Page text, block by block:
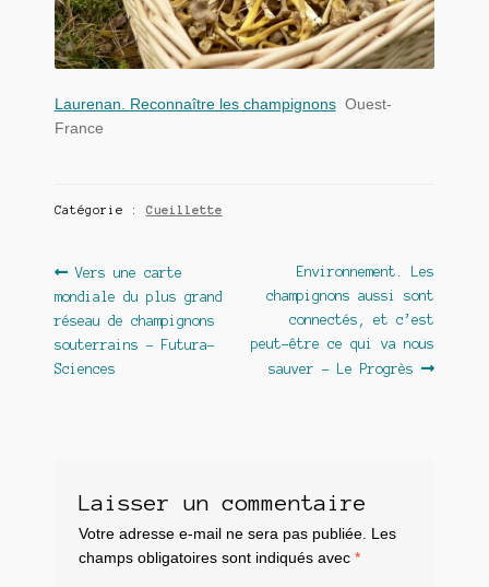
Laurenan. Reconnaître les champignons Ouest-
France
Catégorie : Cueillette
Navigation
de
l’article
Article
précédent :
Vers une carte
mondiale du plus grand
réseau de champignons
souterrains – Futura-
Sciences
Article
suivant :
Environnement. Les
champignons aussi sont
connectés, et c’est
peut-être ce qui va nous
sauver – Le Progrès
Laisser un commentaire
Votre adresse e-mail ne sera pas publiée.
Les
champs obligatoires sont indiqués avec *